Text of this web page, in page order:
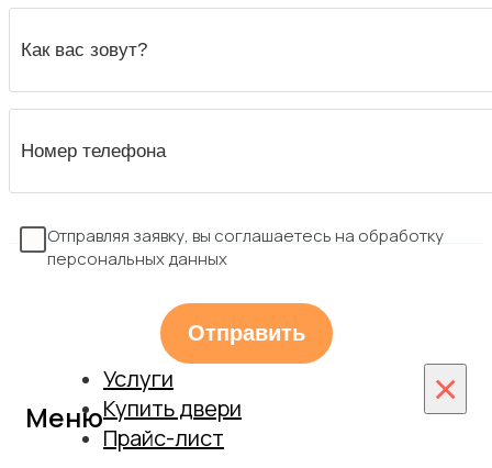
Отправляя заявку, вы соглашаетесь на обработку
персональных данных
×
Меню
Услуги
Купить двери
Прайс-лист